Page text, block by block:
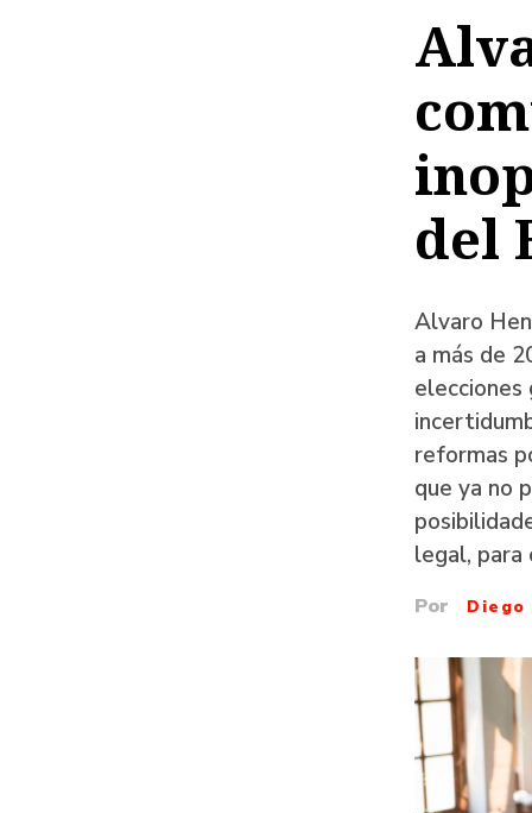
de
a
la
del
Alvaro
a más de
reformas
que ya no
legal, para
Por Diego